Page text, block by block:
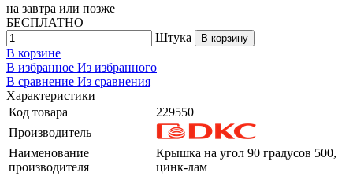
на завтра или позже
БЕСПЛАТНО
Штука
В корзину
В корзине
В избранное Из избранного
В сравнение Из сравнения
Характеристики
Код товара
229550
Производитель
Наименование
производителя
Крышка на угол 90 градусов 500,
цинк-лам